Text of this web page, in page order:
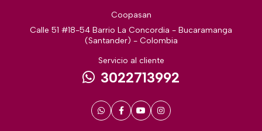
Coopasan
Calle 51 #18-54 Barrio La Concordia - Bucaramanga
(Santander) - Colombia
Servicio al cliente
3022713992